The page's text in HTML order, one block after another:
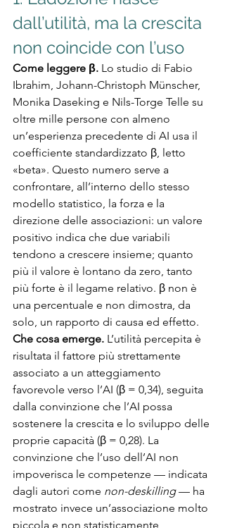
dall’utilità, ma la crescita
non coincide con l’uso
Come leggere β. Lo studio di Fabio
Ibrahim, Johann-Christoph Münscher,
Monika Daseking e Nils-Torge Telle su
oltre mille persone con almeno
un’esperienza precedente di AI usa il
coefficiente standardizzato β, letto
«beta». Questo numero serve a
confrontare, all’interno dello stesso
modello statistico, la forza e la
direzione delle associazioni: un valore
positivo indica che due variabili
tendono a crescere insieme; quanto
più il valore è lontano da zero, tanto
più forte è il legame relativo. β non è
una percentuale e non dimostra, da
solo, un rapporto di causa ed effetto.
Che cosa emerge. L’utilità percepita è
risultata il fattore più strettamente
associato a un atteggiamento
favorevole verso l’AI (β = 0,34), seguita
dalla convinzione che l’AI possa
sostenere la crescita e lo sviluppo delle
proprie capacità (β = 0,28). La
convinzione che l’uso dell’AI non
impoverisca le competenze — indicata
dagli autori come non-deskilling — ha
mostrato invece un’associazione molto
piccola e non statisticamente